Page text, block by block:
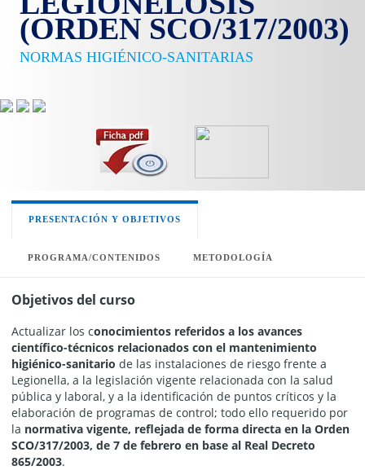
(ORDEN SCO/317/2003)
NORMAS HIGIÉNICO-SANITARIAS
PRESENTACIÓN Y OBJETIVOS
PROGRAMA/CONTENIDOS METODOLOGÍA
Objetivos del curso
Actualizar los conocimientos referidos a los avances
científico-técnicos relacionados con el mantenimiento
higiénico-sanitario de las instalaciones de riesgo frente a
Legionella, a la legislación vigente relacionada con la salud
pública y laboral, y a la identificación de puntos críticos y la
elaboración de programas de control; todo ello requerido por
la normativa vigente, reflejada de forma directa en la Orden
SCO/317/2003, de 7 de febrero en base al Real Decreto
865/2003.